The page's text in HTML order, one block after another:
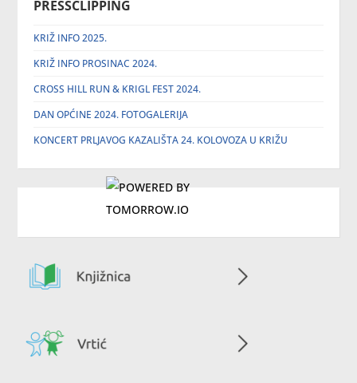
PRESSCLIPPING
KRIŽ INFO 2025.
KRIŽ INFO PROSINAC 2024.
CROSS HILL RUN & KRIGL FEST 2024.
DAN OPĆINE 2024. FOTOGALERIJA
KONCERT PRLJAVOG KAZALIŠTA 24. KOLOVOZA U KRIŽU